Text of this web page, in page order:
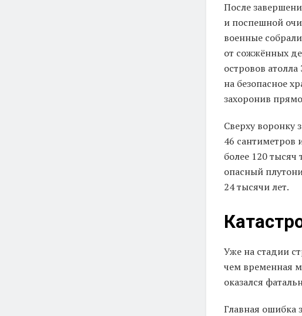
После
и поспешной
военные
от сожжённых
островов
на безопасное
захоронив
Сверху воронку
46 сантиметров
более 120
опасный
24 тысячи лет.
Уже на стадии
чем временная
оказался
Главная ошибка